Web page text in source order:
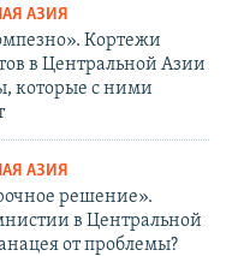
АЗИЯ
Кортежи
в Центральной Азии
которые с ними
АЗИЯ
решение».
в Центральной
от проблемы?